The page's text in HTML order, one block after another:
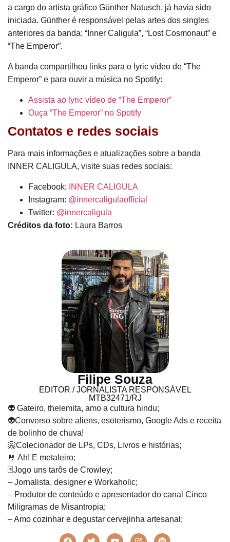
a cargo do artista gráfico Günther Natusch, já havia sido
iniciada. Günther é responsável pelas artes dos singles
anteriores da banda: “Inner Caligula”, “Lost Cosmonaut” e
“The Emperor”.
A banda compartilhou links para o lyric vídeo de “The
Emperor” e para ouvir a música no Spotify:
Assista ao lyric vídeo de “The Emperor”
Ouça “The Emperor” no Spotify
Contatos e redes sociais
Para mais informações e atualizações sobre a banda
INNER CALIGULA, visite suas redes sociais:
Facebook:
INNER CALIGULA
Instagram: @innercaligulaofficial
Twitter: @innercaligula
Créditos da foto: Laura Barros
Filipe Souza
EDITOR / JORNALISTA RESPONSÁVEL
MTB32471/RJ
👽 Gateiro, thelemita, amo a cultura hindu;
👽Converso sobre aliens, esoterismo, Google Ads e receita
de bolinho de chuva!
📀Colecionador de LPs, CDs, Livros e histórias;
🤘 Ah! E metaleiro;
🃏Jogo uns tarôs de Crowley;
– Jornalista, designer e Workaholic;
– Produtor de conteúdo e apresentador do canal Cinco
Miligramas de Misantropia;
– Amo cozinhar e degustar cervejinha artesanal;